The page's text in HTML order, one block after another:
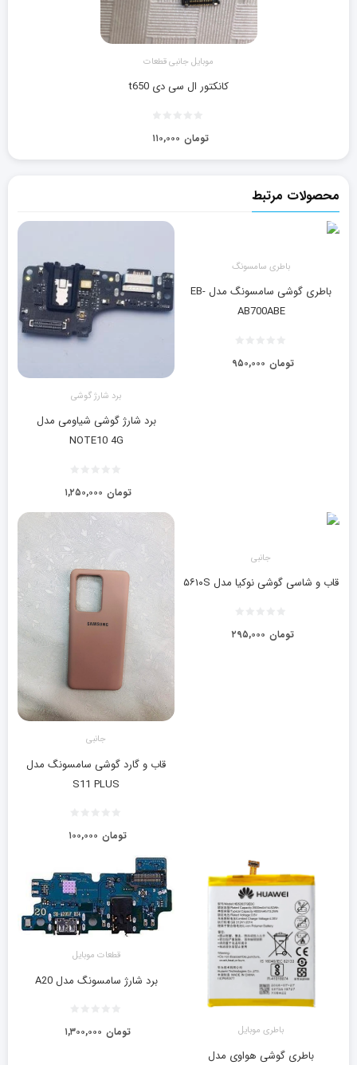
موبایل جانبی قطعات
کانکتور ال سی دی t650
۱۱۰,۰۰۰ تومان
محصولات مرتبط
باطری سامسونگ
باطری گوشی سامسونگ مدل EB-
AB700ABE
۹۵۰,۰۰۰ تومان
برد شارژ گوشی
برد شارژ گوشی شیاومی مدل
NOTE10 4G
۱,۲۵۰,۰۰۰ تومان
جانبی
قاب و شاسی گوشی نوکیا مدل ۵۶۱۰S
۲۹۵,۰۰۰ تومان
جانبی
قاب و گارد گوشی سامسونگ مدل
S11 PLUS
۱۰۰,۰۰۰ تومان
باطری موبایل
باطری گوشی هواوی مدل
قطعات موبایل
برد شارژ سامسونگ مدل A20
۱,۳۰۰,۰۰۰ تومان